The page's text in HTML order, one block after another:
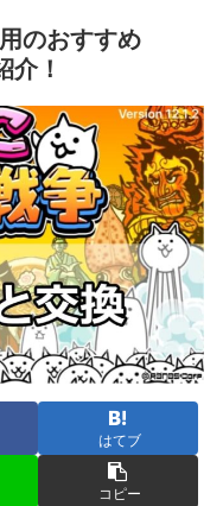
のおすすめ
介！
はてブ
コピー